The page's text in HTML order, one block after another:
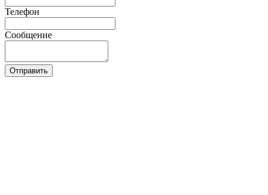
Телефон
Сообщение
Отправить